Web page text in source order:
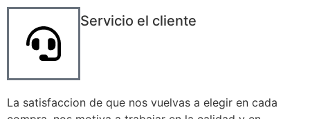
Servicio el cliente
La satisfaccion de que nos vuelvas a elegir en cada